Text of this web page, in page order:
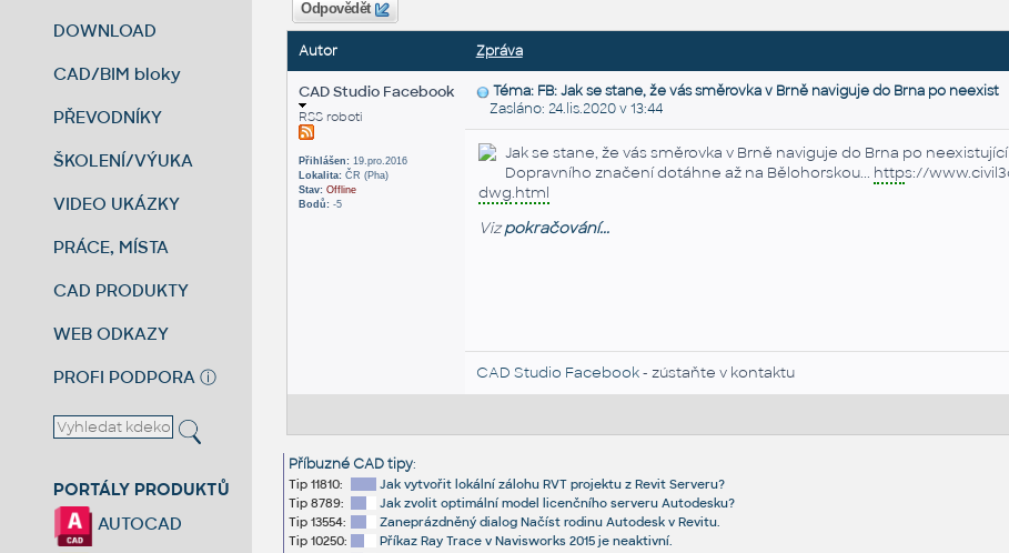
DOWNLOAD
CAD/BIM bloky
PŘEVODNÍKY
ŠKOLENÍ/VÝUKA
VIDEO UKÁZKY
PRÁCE, MÍSTA
CAD PRODUKTY
WEB ODKAZY
PROFI PODPORA ⓘ
PORTÁLY PRODUKTŮ
AUTOCAD
Odpovědět
Autor Zpráva
CAD Studio Facebook
RSS roboti
Přihlášen:19.pro.2016
Lokalita:ČR (Pha)
Stav: Offline
Bodů:-5
Téma: FB: Jak se stane, že vás směrovka v Brně naviguje do Brna po neexist
Zasláno: 24.lis.2020 v 13:44
Jak se stane, že vás směrovka v Brně naviguje do Brna po
Dopravního značení dotáhne až na Bělohorskou... https://
dwg.html
Vizpokračování...
CAD Studio Facebook- zústaňte v kontaktu
Příbuzné CAD tipy:
Tip 11810:
Jak vytvořit lokální zálohu RVT projektu z Revit Serveru?
Tip 8789:
Jak zvolit optimální model licenčního serveru Autodesku?
Tip 13554:
Zaneprázdněný dialog Načíst rodinu Autodesk v Revitu.
Tip 10250:
Příkaz Ray Trace v Navisworks 2015 je neaktivní.